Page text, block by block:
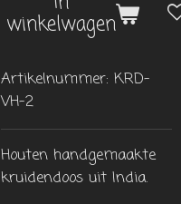
winkelwagen
Artikelnummer: KRD-
VH-2
Houten handgemaakte
kruidendoos uit India.